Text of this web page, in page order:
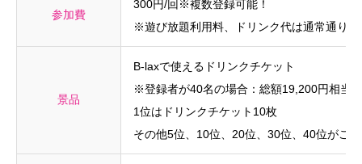
参加費
300円/回※複数登録可能！
※遊び放題利用料、ドリンク代は通常通り
景品
B-laxで使えるドリンクチケット
※登録者が40名の場合：総額19,200円相当！
1位はドリンクチケット10枚
その他5位、10位、20位、30位、40位がご